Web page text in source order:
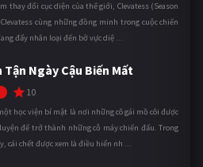
thay đổi cục diện của thế giới, Clevatess (Season
cùng những đồng minh trong cuộc chiến
đẩy nhân loại đến bờ vực diệ ...
Tận Ngày Cậu Biến Mất
10
học viện bí mật là nơi những cô gái mồ côi được
để trở thành những cỗ máy chiến đấu. Trong
cái chết được xem là điều hiển nh ...